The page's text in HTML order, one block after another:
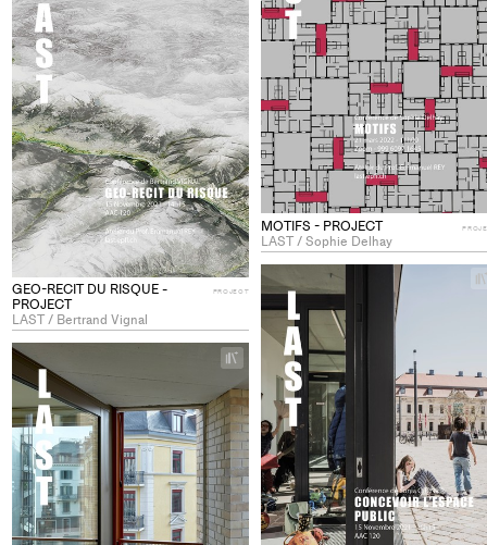
MOTIFS - PROJECT
LAST / Sophie Delhay
GEO-RECIT DU RISQUE -
PROJECT
LAST / Bertrand Vignal
PROJECT
to
collections
+
+
Add
project
to
collections